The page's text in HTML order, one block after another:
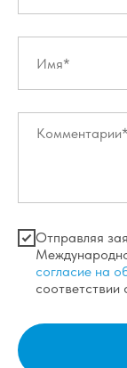
Отправляя
согласие на
соответствии